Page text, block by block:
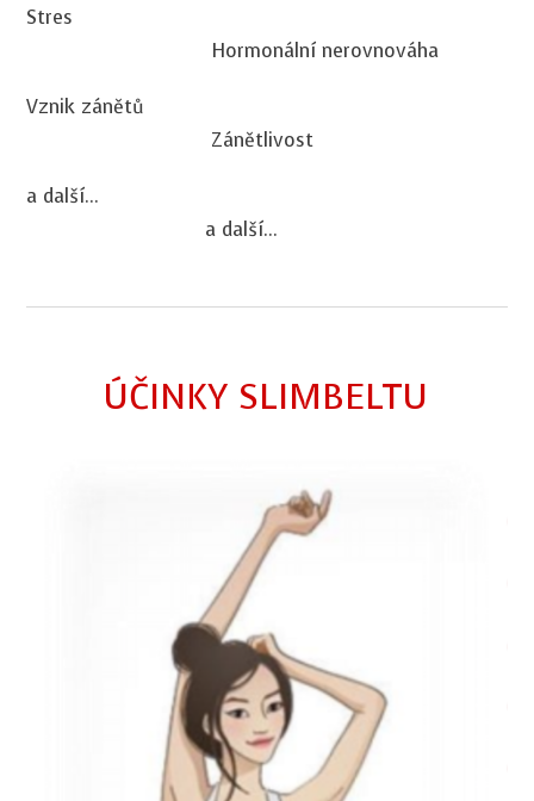
Stres
Hormonální nerovnováha
Vznik zánětů
Zánětlivost
a další...
a další...
ÚČINKY SLIMBELTU